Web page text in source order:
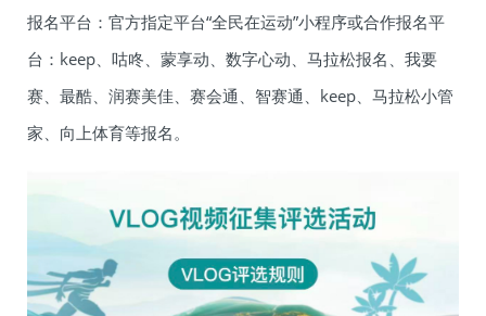
报名平台：官方指定平台“全民在运动”小程序或合作报名平
台：keep、咕咚、蒙享动、数字心动、马拉松报名、我要
赛、最酷、润赛美佳、赛会通、智赛通、keep、马拉松小管
家、向上体育等报名。